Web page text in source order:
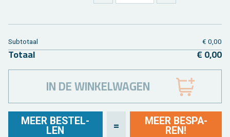
MEER BE­STEL­
LEN
=
MEER BE­SPA­
REN!
Sub­to­taal € 0,00
To­taal € 0,00
IN DE WINKELWAGEN